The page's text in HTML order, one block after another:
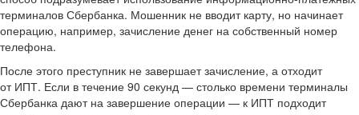
терминалов Сбербанка. Мошенник не вводит карту, но начинает
операцию, например, зачисление денег на собственный номер
телефона.
После этого преступник не завершает зачисление, а отходит
от ИПТ. Если в течение 90 секунд — столько времени терминалы
Сбербанка дают на завершение операции — к ИПТ подходит